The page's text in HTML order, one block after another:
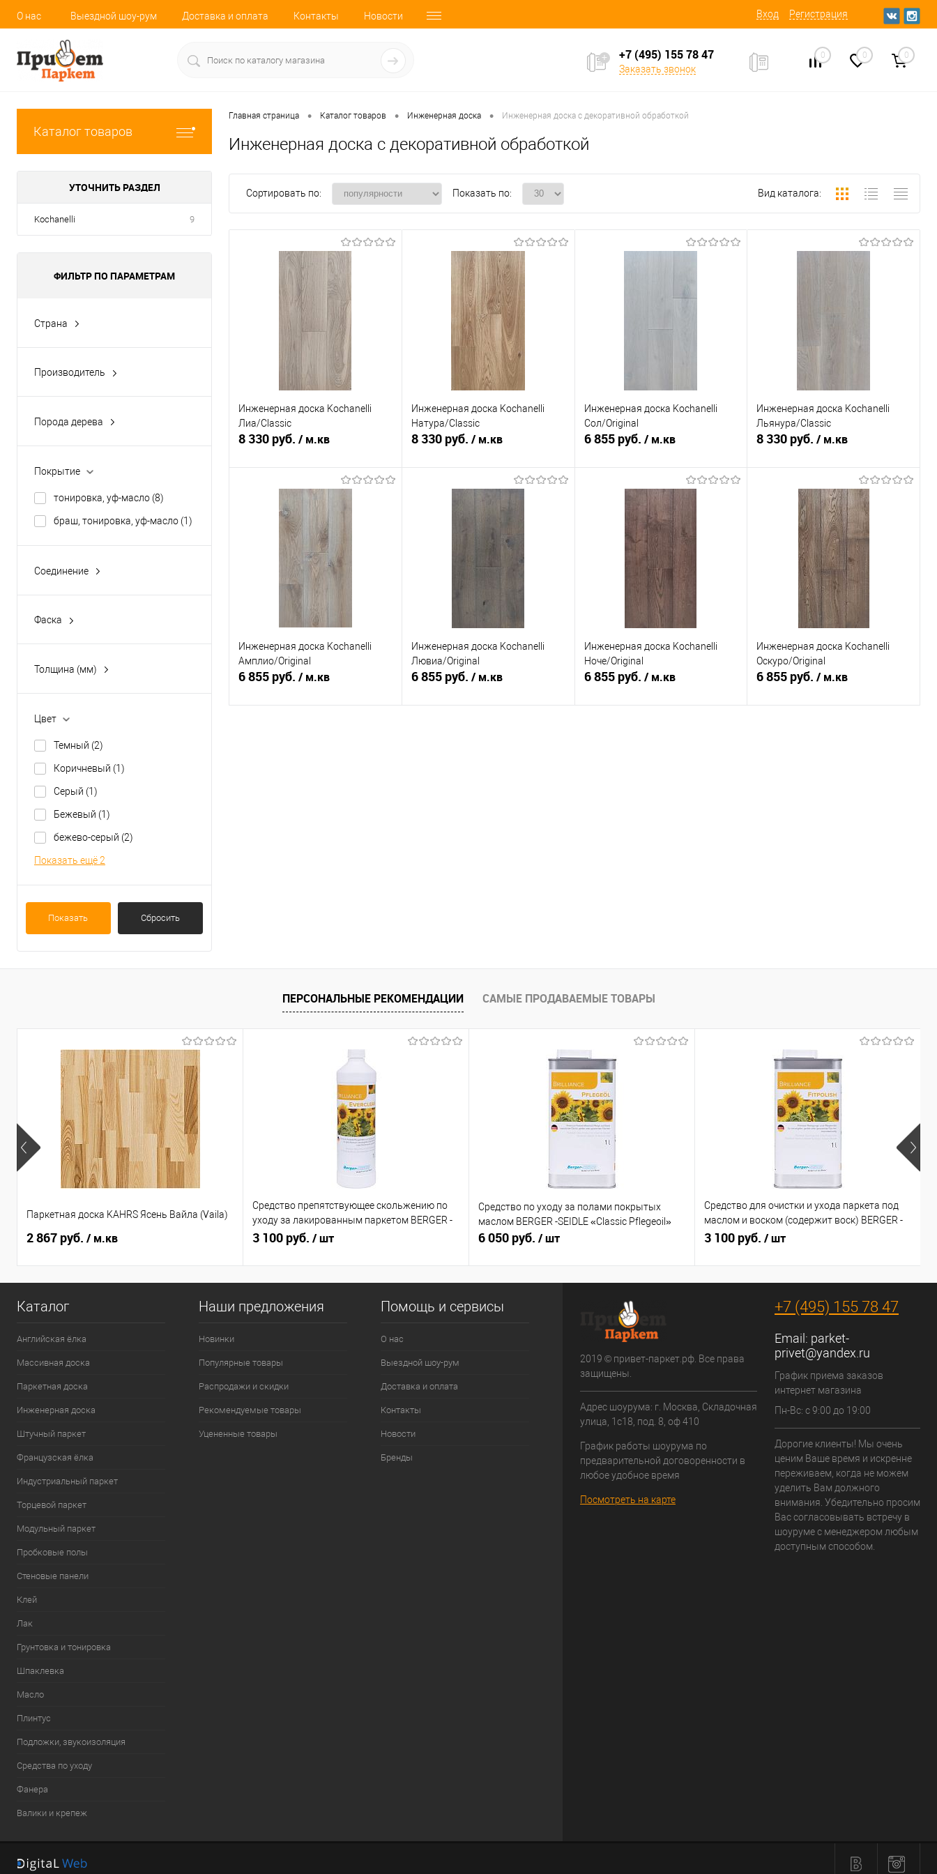
О нас Выездной шоу-рум Доставка и оплата Контакты Новости Вход Регистрация
+7 (495) 155 78 47
Заказать звонок
0 0 0
Каталог товаров
УТОЧНИТЬ РАЗДЕЛ
Kochanelli 9
ФИЛЬТР ПО ПАРАМЕТРАМ
Страна
Производитель
Порода дерева
Покрытие
тонировка, уф-масло (8)
браш, тонировка, уф-масло (1)
Соединение
Фаска
Толщина (мм)
Цвет
Темный (2)
Коричневый (1)
Серый (1)
Бежевый (1)
бежево-серый (2)
Показать ещё 2
Показать Сбросить
Главная страница • Каталог товаров • Инженерная доска • Инженерная доска с декоративной обработкой
Инженерная доска с декоративной обработкой
Сортировать по: Показать по: Вид каталога:
Инженерная доска Kochanelli
Лиа/Classic
8 330 руб. / м.кв
В корзину
Купить в 1 клик
В избранное
Под заказ
Инженерная доска Kochanelli
Натура/Classic
8 330 руб. / м.кв
В корзину
Инженерная доска Kochanelli
Сол/Original
6 855 руб. / м.кв
В корзину
Купить в 1 клик
К сравнению
В избранное
Под заказ
Инженерная доска Kochanelli
Льянура/Classic
8 330 руб./ м.кв
В корзину
Купить в 1 клик
К сравнению
В избранное
Под заказ
Инженерная доска Kochanelli
Амплио/Original
6 855 руб. / м.кв
Инженерная доска Kochanelli
Лювиа/Original
6 855 руб. / м.кв
Инженерная доска Kochanelli
Ноче/Original
6 855 руб. / м.кв
Инженерная доска Kochanelli
Оскуро/Original
6 855 руб./ м.кв
ПЕРСОНАЛЬНЫЕ РЕКОМЕНДАЦИИ САМЫЕ ПРОДАВАЕМЫЕ ТОВАРЫ
Паркетная доска KAHRS Ясень Вайла (Vaila)
2 867 руб. / м.кв
Средство препятствующее скольжению по
уходу за лакированным паркетом BERGER -
SEIDLE «Everclear»
3 100 руб. / шт
Средство по уходу за полами покрытых
маслом BERGER -SEIDLE «Classic Pflegeoil»
6 050 руб. / шт
Средство для очистки и ухода паркета под
маслом и воском (содержит воск) BERGER -
SEIDLE «Fitpolish»
3 100 руб. / шт
Каталог
Английская ёлка
Массивная доска
Паркетная доска
Инженерная доска
Штучный паркет
Французская ёлка
Индустриальный паркет
Торцевой паркет
Модульный паркет
Пробковые полы
Стеновые панели
Клей
Лак
Грунтовка и тонировка
Шпаклевка
Масло
Плинтус
Подложки, звукоизоляция
Средства по уходу
Фанера
Валики и крепеж
Наши предложения
Новинки
Популярные товары
Распродажи и скидки
Рекомендуемые товары
Уцененные товары
Помощь и сервисы
О нас
Выездной шоу-рум
Доставка и оплата
Контакты
Новости
Бренды
2019 © привет-паркет.рф. Все права
защищены.
Адрес шоурума: г. Москва, Складочная
улица, 1с18, под. 8, оф 410
График работы шоурума по
предварительной договоренности в
любое удобное время
Посмотреть на карте
+7 (495) 155 78 47
Email: parket-
privet@yandex.ru
График приема заказов
интернет магазина
Пн-Вс: с 9:00 до 19:00
Дорогие клиенты! Мы очень
ценим Ваше время и искренне
переживаем, когда не можем
уделить Вам должного
внимания. Убедительно просим
Вас согласовывать встречу в
шоуруме с менеджером любым
доступным способом.